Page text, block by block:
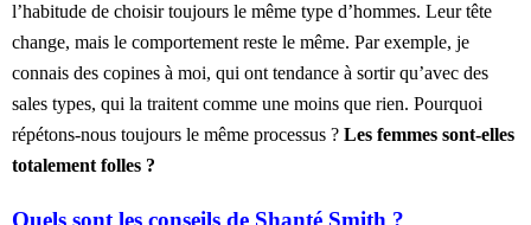
l’habitude de choisir toujours le même type d’hommes. Leur tête
change, mais le comportement reste le même. Par exemple, je
connais des copines à moi, qui ont tendance à sortir qu’avec des
sales types, qui la traitent comme une moins que rien. Pourquoi
répétons-nous toujours le même processus ? Les femmes sont-elles
totalement folles ?
Quels sont les conseils de Shanté Smith ?